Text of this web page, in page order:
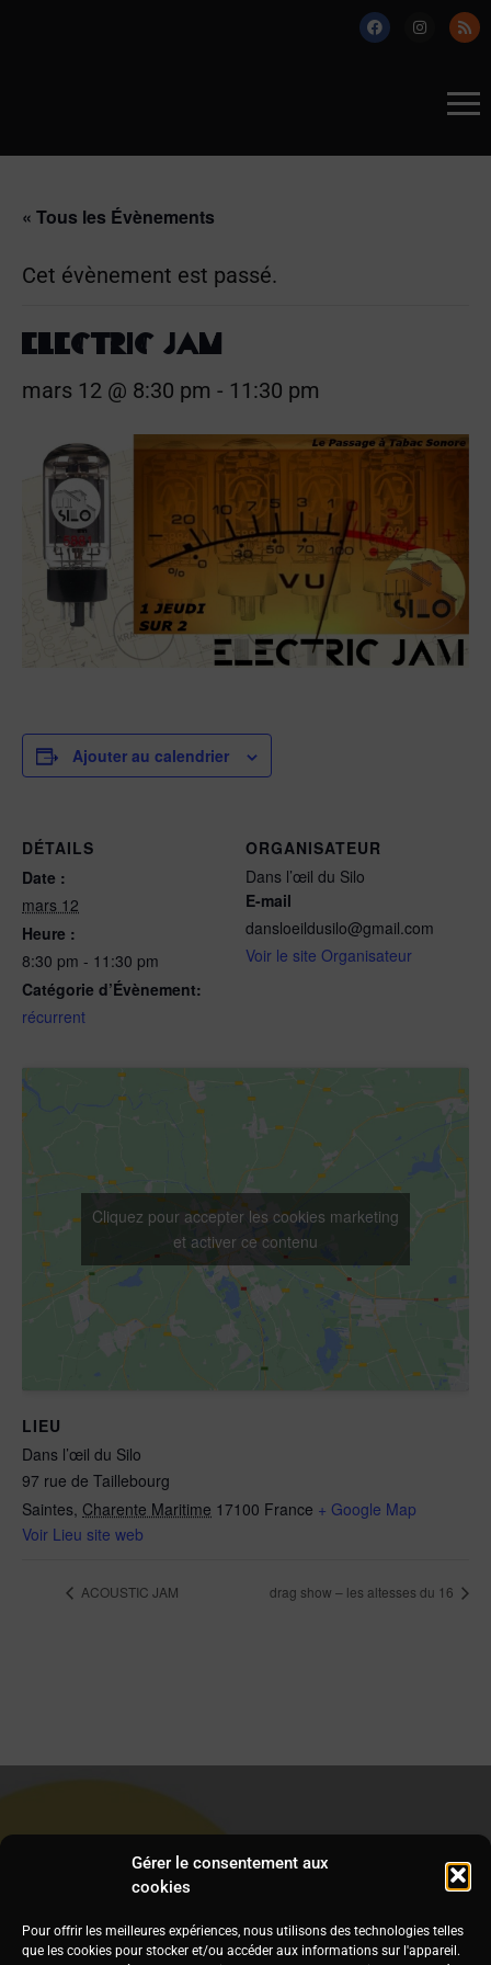
Gérer le consentement aux
cookies
Pour offrir les meilleures expériences, nous utilisons des technologies telles
que les cookies pour stocker et/ou accéder aux informations sur l'appareil.
« Tous les Évènements
Cet évènement est passé.
ELECTRIC JAM
mars 12 @ 8:30 pm - 11:30 pm
Ajouter au calendrier
DÉTAILS
Date :
mars 12
Heure :
8:30 pm - 11:30 pm
Catégorie d’Évènement:
récurrent
ORGANISATEUR
Dans l’œil du Silo
E-mail
dansloeildusilo@gmail.com
Voir le site Organisateur
LIEU
Dans l’œil du Silo
97 rue de Taillebourg
Saintes, Charente Maritime 17100 France + Google Map
Voir Lieu site web
Cliquez pour accepter les cookies marketing
et activer ce contenu
ACOUSTIC JAM drag show – les altesses du 16